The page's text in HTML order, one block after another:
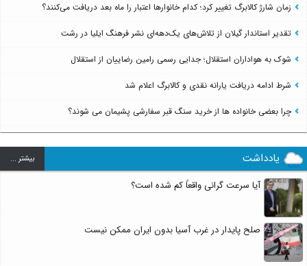
زمان شارژ کالابرگ تغییر کرد؛ کدام خانوارها اعتبار را ماه بعد دریافت می‌کنند؟
تقدیر استاندار گیلان از تلاش‌های یک‌دهه‌ای نشر فرهنگ ایلیا در رشت
شوک به هواداران استقلال؛ جدایی رسمی رامین رضاییان از استقلال
شرط ادامه دریافت یارانه نقدی و کالابرگ اعلام شد
چرا بعضی خانواده ها از خرید سنگ قبر سفارشی پشیمان می شوند؟
یادداشت بيشتر ...
آیا سرعت گرانی واقعاً کم شده است؟
صلح پایدار در غرب آسیا بدون ایران ممکن نیست